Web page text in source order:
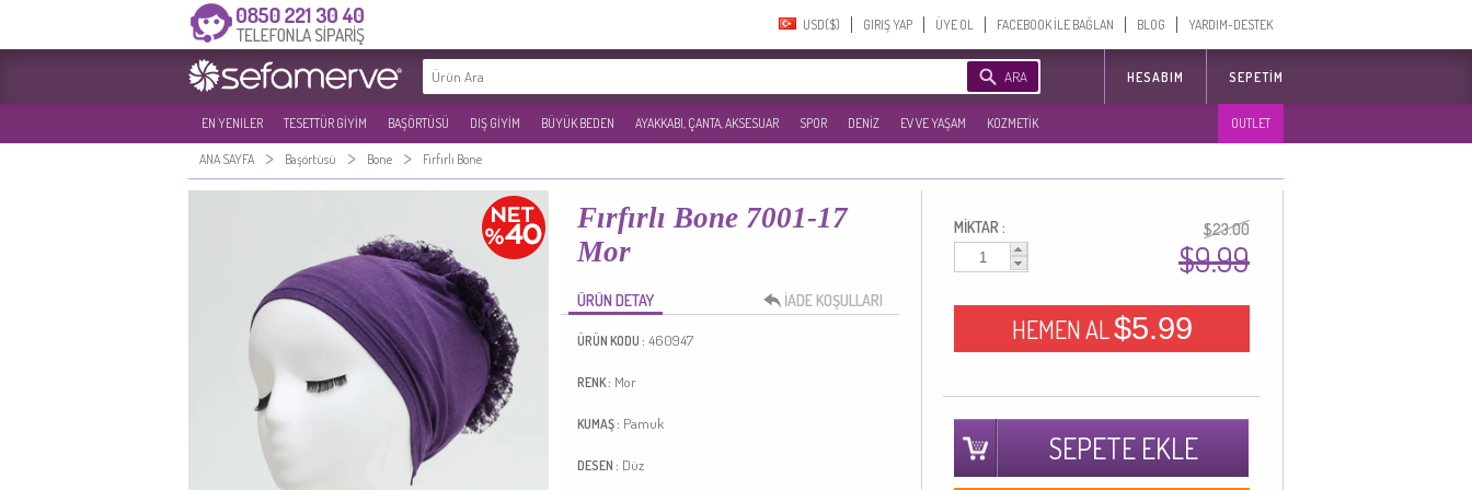
USD($)‎ GIRIŞ YAP ÜYE OL FACEBOOK İLE BAĞLAN BLOG YARDIM-DESTEK
ARA HESABIM SEPETIM
EN YENILER TESETTÜR GİYİM BAŞÖRTÜSÜ DIŞ GİYİM BÜYÜK BEDEN AYAKKABI, ÇANTA, AKSESUAR SPOR DENİZ EV VE YAŞAM KOZMETİK OUTLET
ANA SAYFA > Başörtüsü > Bone > Fırfırlı Bone
Fırfırlı Bone 7001-17
Mor
ÜRÜN DETAY İADE KOŞULLARI
ÜRÜN KODU : 460947
RENK : Mor
KUMAŞ : Pamuk
DESEN : Düz
MİKTAR : $23.00
$9.99
HEMEN AL$5.99
SEPETE EKLE